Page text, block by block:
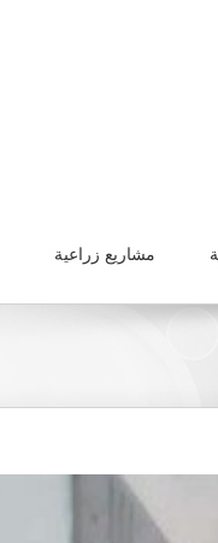
مشاريع زراعية